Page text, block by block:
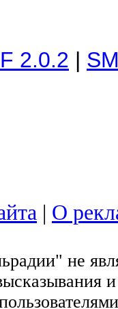
2.0.2 |
| О
не